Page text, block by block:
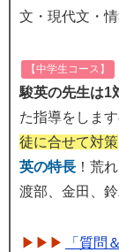
文・現代文・
【中学生コース】
駿英の先生は1
た指導をしま
徒に合せて対策
英の特長 ！荒
渡部、金田、鈴
「質問